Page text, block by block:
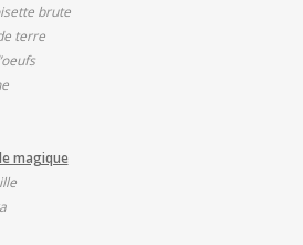
brute
terre
magique